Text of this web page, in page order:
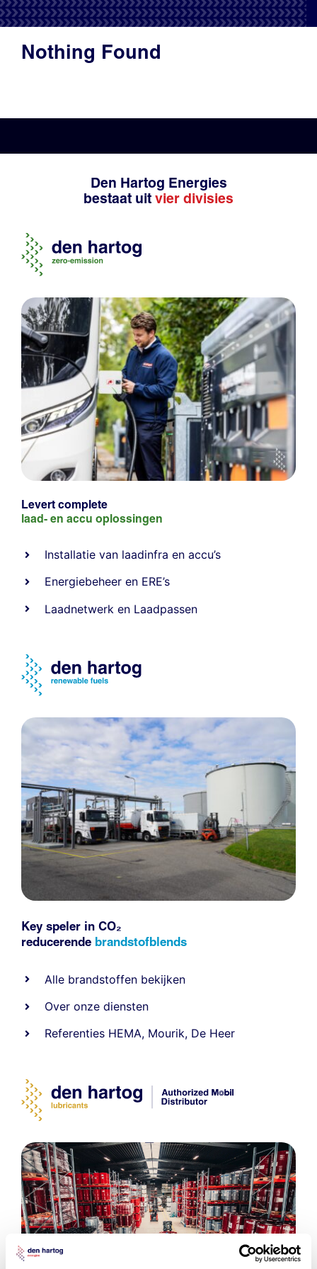
Productadvies
Nothing Found
Den Hartog Energies
bestaat uit vier divisies
Levert complete
laad- en accu oplossingen
Installatie van laadinfra en accu’s
Energiebeheer en ERE’s
Laadnetwerk en Laadpassen
Key speler in CO₂
reducerende brandstofblends
Alle brandstoffen bekijken
Over onze diensten
Referenties HEMA, Mourik, De Heer